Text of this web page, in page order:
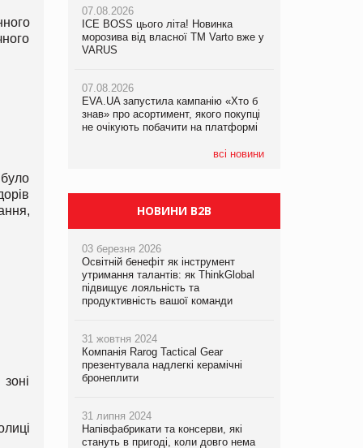
07.08.2026
ICE BOSS цього літа! Новинка
морозива від власної ТМ Varto вже у
VARUS
07.08.2026
EVA.UA запустила кампанію «Хто б
знав» про асортимент, якого покупці
не очікують побачити на платформі
всі новини
07.08.2026
ICE BOSS цього літа! Новинка
морозива від власної ТМ Varto вже у
VARUS
07.08.2026
EVA.UA запустила кампанію «Хто б
знав» про асортимент, якого покупці
не очікують побачити на платформі
07.08.2026
Франція заборонила рекламні дзвінки
НОВИНИ B2B
03 березня 2026
Освітній бенефіт як інструмент
утримання талантів: як ThinkGlobal
підвищує лояльність та
продуктивність вашої команди
31 жовтня 2024
Компанія Rarog Tactical Gear
презентувала надлегкі керамічні
бронеплити
31 липня 2024
Напівфабрикати та консерви, які
стануть в пригоді, коли довго нема